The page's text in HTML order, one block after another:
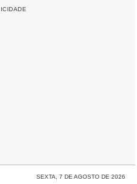
SEXTA, 7 DE AGOSTO DE 2026